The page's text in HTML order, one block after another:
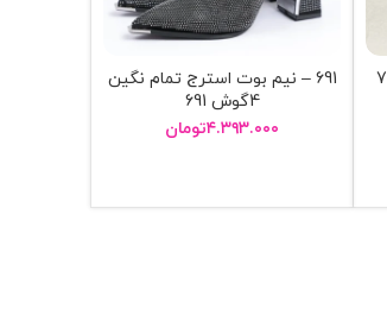
691 – نيم بوت استرج تمام نگين
4گوش 691
۴.۳۹۳.۰۰۰تومان